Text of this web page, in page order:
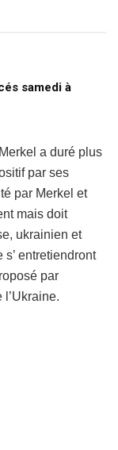
samedi à
a duré plus
par ses
par Merkel et
mais doit
ukrainien et
entretiendront
par
l’Ukraine.